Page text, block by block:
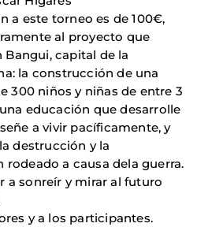
a este torneo es de 100€,
al proyecto que
Bangui, capital de la
la construcción de una
300 niños y niñas de entre 3
educación que desarrolle
a vivir pacíficamente, y
destrucción y la
rodeado a causa dela guerra.
a sonreír y mirar al futuro
y a los participantes.